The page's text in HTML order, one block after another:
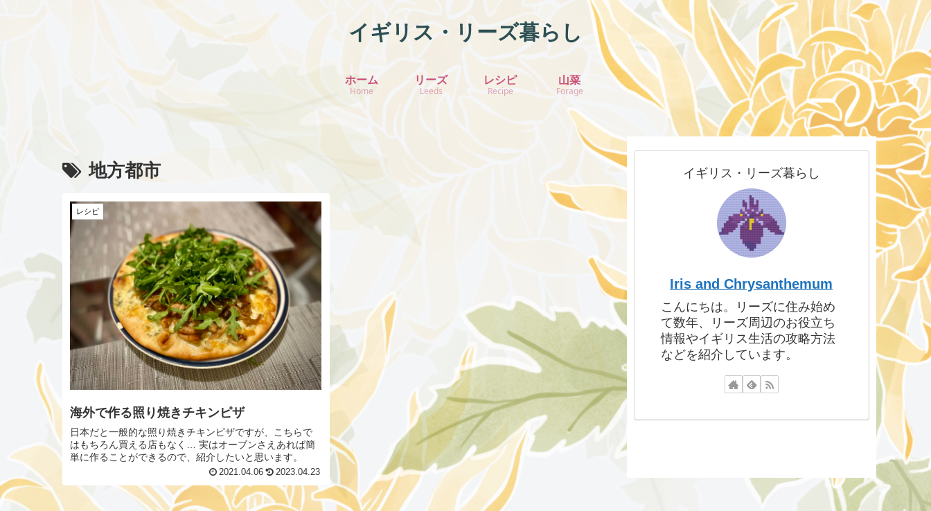
イギリス・リーズ暮らし
ホーム
Home
リーズ
Leeds
レシピ
Recipe
山菜
Forage
地方都市
レシピ
海外で作る照り焼きチキンピザ
日本だと一般的な照り焼きチキンピザですが、こちらで
はもちろん買える店もなく… 実はオーブンさえあれば簡
単に作ることができるので、紹介したいと思います。
2021.04.06 2023.04.23
イギリス・リーズ暮らし
Iris and Chrysanthemum
こんにちは。リーズに住み始め
て数年、リーズ周辺のお役立ち
情報やイギリス生活の攻略方法
などを紹介しています。